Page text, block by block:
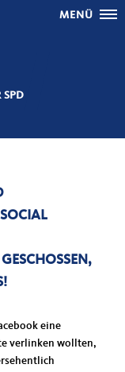
MENÜ
SPD
eine
verlinken wollten,